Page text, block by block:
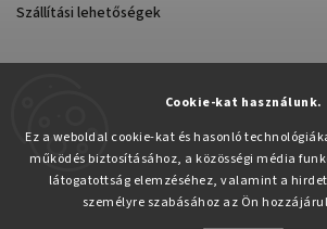
Cookie-kat használunk.
Ez a weboldal cookie-kat és hasonló
működés biztosításához, a közösségi média
látogatottság elemzéséhez, valamint a
személyre szabásához az Ön
Szállítási lehetőségek